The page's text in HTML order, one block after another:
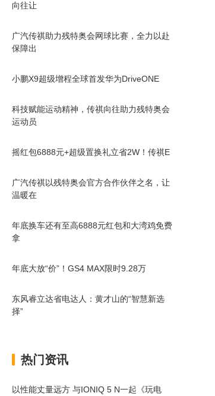
向往让
广汽传祺助力残特奥会网球比赛，全力以赴
保障出
小鹏X9超级增程全球首发华为DriveONE
科技赋能运动精神，传祺向往助力残特奥会
运动员
摇红包6888元+超级置换礼立省2W！传祺E
广汽传祺以残特奥会官方合作伙伴之名，让
温暖在
年底换车还有至高6888元红包和大湾鸡免费
拿
年底大放“价”！GS4 MAX限时9.28万
东风睿立达省电达人：黄才山的“智慧新选
择”
热门资讯
以性能丈量远方 与IONIQ 5 N一起《玩电